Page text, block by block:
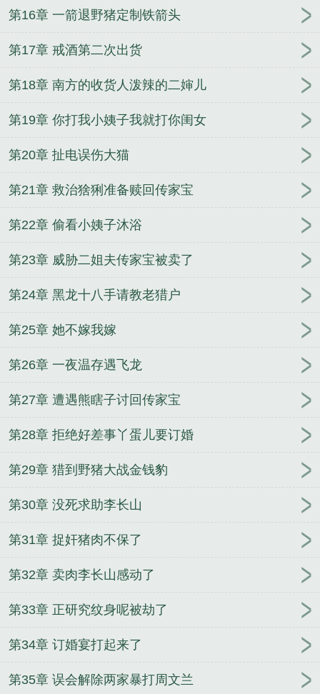
第16章 一箭退野猪定制铁箭头
第17章 戒酒第二次出货
第18章 南方的收货人泼辣的二婶儿
第19章 你打我小姨子我就打你闺女
第20章 扯电误伤大猫
第21章 救治猞猁准备赎回传家宝
第22章 偷看小姨子沐浴
第23章 威胁二姐夫传家宝被卖了
第24章 黑龙十八手请教老猎户
第25章 她不嫁我嫁
第26章 一夜温存遇飞龙
第27章 遭遇熊瞎子讨回传家宝
第28章 拒绝好差事丫蛋儿要订婚
第29章 猎到野猪大战金钱豹
第30章 没死求助李长山
第31章 捉奸猪肉不保了
第32章 卖肉李长山感动了
第33章 正研究纹身呢被劫了
第34章 订婚宴打起来了
第35章 误会解除两家暴打周文兰